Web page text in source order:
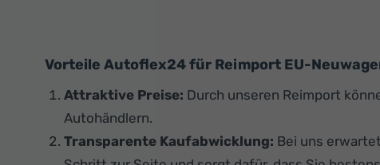
Vorteile Autoflex24 für Reimport EU-
Attraktive Preise: Durch unseren Reimport
Autohändlern.
Transparente Kaufabwicklung: Bei uns